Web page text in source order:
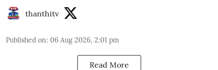
thanthitv
Published on: 06 Aug 2026, 2:01 pm
Read More